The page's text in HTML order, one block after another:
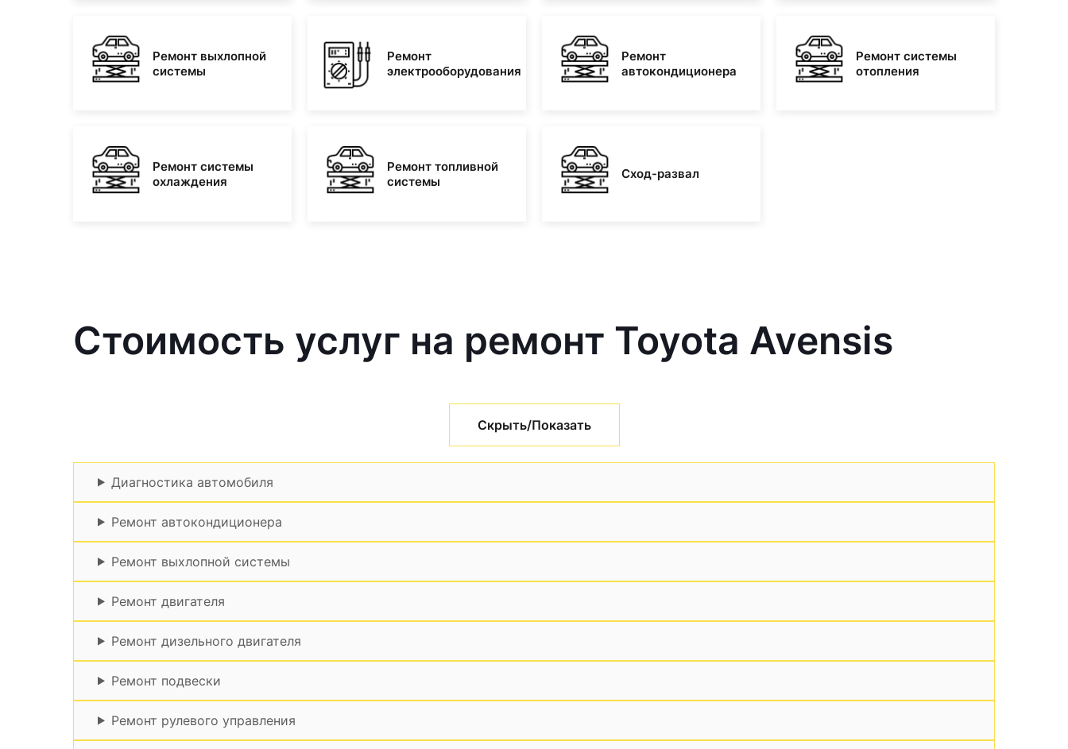
Ремонт выхлопной
системы
Ремонт
электрооборудования
Ремонт
автокондиционера
Ремонт системы
отопления
Ремонт системы
охлаждения
Ремонт топливной
системы
Сход-развал
Стоимость услуг на ремонт Toyota Avensis
Скрыть/Показать
Диагностика автомобиля
Ремонт автокондиционера
Ремонт выхлопной системы
Ремонт двигателя
Ремонт дизельного двигателя
Ремонт подвески
Ремонт рулевого управления